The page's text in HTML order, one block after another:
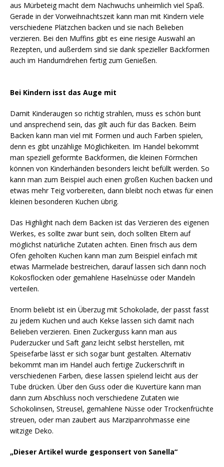
aus Mürbeteig macht dem Nachwuchs unheimlich viel Spaß.
Gerade in der Vorweihnachtszeit kann man mit Kindern viele
verschiedene Plätzchen backen und sie nach Belieben
verzieren. Bei den Muffins gibt es eine riesige Auswahl an
Rezepten, und außerdem sind sie dank spezieller Backformen
auch im Handumdrehen fertig zum Genießen.
Bei Kindern isst das Auge mit
Damit Kinderaugen so richtig strahlen, muss es schön bunt
und ansprechend sein, das gilt auch für das Backen. Beim
Backen kann man viel mit Formen und auch Farben spielen,
denn es gibt unzählige Möglichkeiten. Im Handel bekommt
man speziell geformte Backformen, die kleinen Förmchen
können von Kinderhänden besonders leicht befüllt werden. So
kann man zum Beispiel auch einen großen Kuchen backen und
etwas mehr Teig vorbereiten, dann bleibt noch etwas für einen
kleinen besonderen Kuchen übrig.
Das Highlight nach dem Backen ist das Verzieren des eigenen
Werkes, es sollte zwar bunt sein, doch sollten Eltern auf
möglichst natürliche Zutaten achten. Einen frisch aus dem
Ofen geholten Kuchen kann man zum Beispiel einfach mit
etwas Marmelade bestreichen, darauf lassen sich dann noch
Kokosflocken oder gemahlene Haselnüsse oder Mandeln
verteilen.
Enorm beliebt ist ein Überzug mit Schokolade, der passt fasst
zu jedem Kuchen und auch Kekse lassen sich damit nach
Belieben verzieren. Einen Zuckerguss kann man aus
Puderzucker und Saft ganz leicht selbst herstellen, mit
Speisefarbe lässt er sich sogar bunt gestalten. Alternativ
bekommt man im Handel auch fertige Zuckerschrift in
verschiedenen Farben, diese lassen spielend leicht aus der
Tube drücken. Über den Guss oder die Kuvertüre kann man
dann zum Abschluss noch verschiedene Zutaten wie
Schokolinsen, Streusel, gemahlene Nüsse oder Trockenfrüchte
streuen, oder man zaubert aus Marzipanrohmasse eine
witzige Deko.
„Dieser Artikel wurde gesponsert von Sanella“